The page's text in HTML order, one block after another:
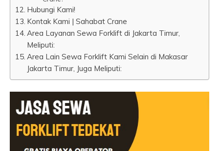
Hubungi Kami!
Kontak Kami | Sahabat Crane
Area Layanan Sewa Forklift di Jakarta Timur,
Meliputi:
Area Lain Sewa Forklift Kami Selain di Makasar
Jakarta Timur, Juga Meliputi: